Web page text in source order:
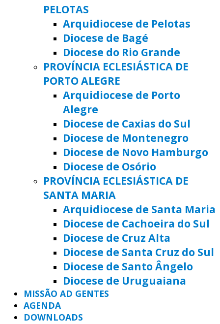
PELOTAS
Arquidiocese de Pelotas
Diocese de Bagé
Diocese do Rio Grande
PROVÍNCIA ECLESIÁSTICA DE
PORTO ALEGRE
Arquidiocese de Porto
Alegre
Diocese de Caxias do Sul
Diocese de Montenegro
Diocese de Novo Hamburgo
Diocese de Osório
PROVÍNCIA ECLESIÁSTICA DE
SANTA MARIA
Arquidiocese de Santa Maria
Diocese de Cachoeira do Sul
Diocese de Cruz Alta
Diocese de Santa Cruz do Sul
Diocese de Santo Ângelo
Diocese de Uruguaiana
MISSÃO AD GENTES
AGENDA
DOWNLOADS